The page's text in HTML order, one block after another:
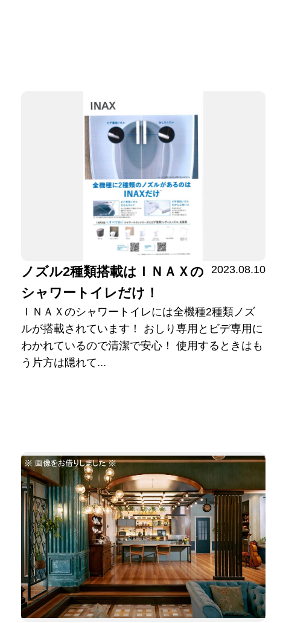
ノズル2種類搭載はＩＮＡＸの
シャワートイレだけ！
2023.08.10
ＩＮＡＸのシャワートイレには全機種2種類ノズ
ルが搭載されています！ おしり専用とビデ専用に
わかれているので清潔で安心！ 使用するときはも
う片方は隠れて...